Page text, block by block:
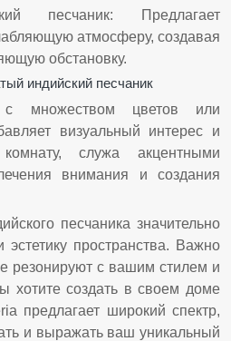
песчаник: Предлагает
атмосферу, создавая
обстановку.
индийский песчаник
с множеством цветов или
визуальный интерес и
служа акцентными
внимания и создания
песчаника значительно
пространства. Важно
резонируют с вашим стилем и
хотите создать в своем доме
предлагает широкий спектр,
и выражать ваш уникальный